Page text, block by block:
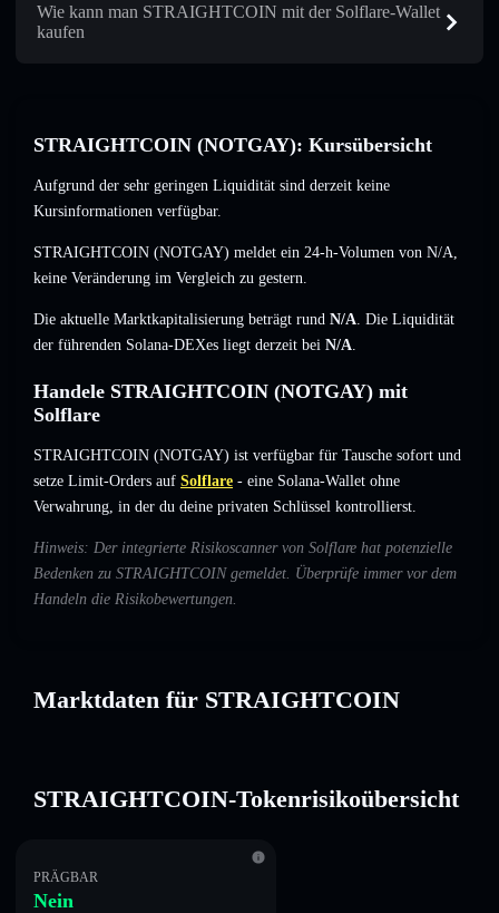
Wie kann man STRAIGHTCOIN mit der Solflare-Wallet
kaufen
STRAIGHTCOIN (NOTGAY): Kursübersicht
Aufgrund der sehr geringen Liquidität sind derzeit keine
Kursinformationen verfügbar.
STRAIGHTCOIN (NOTGAY) meldet ein 24-h-Volumen von N/A,
keine Veränderung im Vergleich zu gestern.
Die aktuelle Marktkapitalisierung beträgt rund N/A. Die Liquidität
der führenden Solana-DEXes liegt derzeit bei N/A.
Handele STRAIGHTCOIN (NOTGAY) mit
Solflare
STRAIGHTCOIN (NOTGAY) ist verfügbar für Tausche sofort und
setze Limit-Orders auf Solflare - eine Solana-Wallet ohne
Verwahrung, in der du deine privaten Schlüssel kontrollierst.
Hinweis: Der integrierte Risikoscanner von Solflare hat potenzielle
Bedenken zu STRAIGHTCOIN gemeldet. Überprüfe immer vor dem
Handeln die Risikobewertungen.
Marktdaten für STRAIGHTCOIN
STRAIGHTCOIN-Tokenrisikoübersicht
PRÄGBAR
Nein